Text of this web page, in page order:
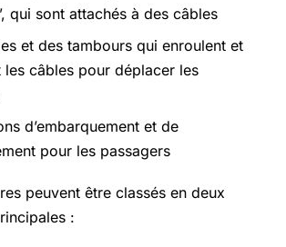
qui sont attachés à des câbles
et des tambours qui enroulent et
les câbles pour déplacer les
d’embarquement et de
pour les passagers
peuvent être classés en deux
: